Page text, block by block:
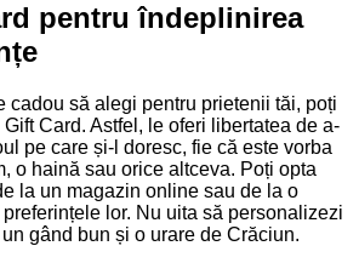
pentru îndeplinirea
cadou să alegi pentru prietenii tăi, poți
Card. Astfel, le oferi libertatea de a-
pe care și-l doresc, fie că este vorba
o haină sau orice altceva. Poți opta
la un magazin online sau de la o
lor. Nu uita să personalizezi
gând bun și o urare de Crăciun.